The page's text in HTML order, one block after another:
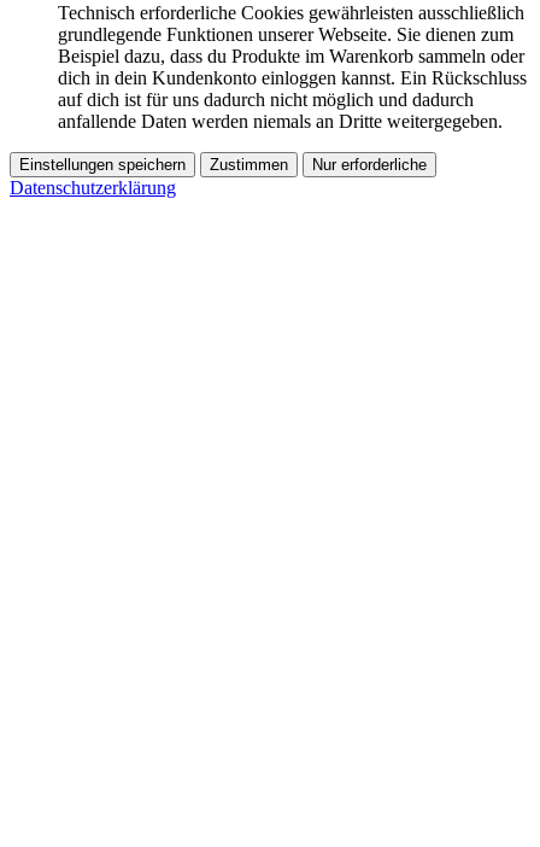
Technisch erforderliche Cookies gewährleisten ausschließlich
grundlegende Funktionen unserer Webseite. Sie dienen zum
Beispiel dazu, dass du Produkte im Warenkorb sammeln oder
dich in dein Kundenkonto einloggen kannst. Ein Rückschluss
auf dich ist für uns dadurch nicht möglich und dadurch
anfallende Daten werden niemals an Dritte weitergegeben.
Einstellungen speichern Zustimmen Nur erforderliche
Datenschutzerklärung